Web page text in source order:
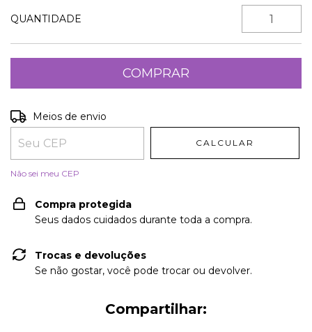
QUANTIDADE
Entregas para o CEP:
Meios de envio
CALCULAR
Não sei meu CEP
Compra protegida
Seus dados cuidados durante toda a compra.
Trocas e devoluções
Se não gostar, você pode trocar ou devolver.
Compartilhar: